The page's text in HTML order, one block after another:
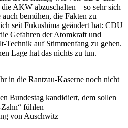
AKW abzuschalten – so sehr sich
bemühen, die Fakten zu
seit Fukushima geändert hat: CDU
Gefahren der Atomkraft und
Technik auf Stimmenfang zu gehen.
Lage hat das nichts zu tun.
in die Rantzau-Kaserne noch nicht
Bundestag kandidiert, dem sollen
fühlen
von Auschwitz